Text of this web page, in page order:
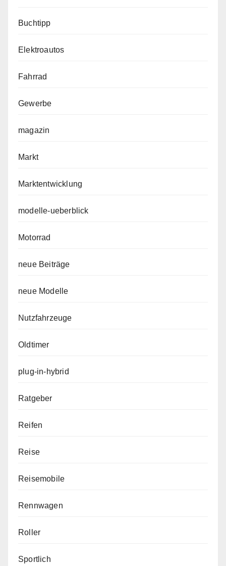
Buchtipp
Elektroautos
Fahrrad
Gewerbe
magazin
Markt
Marktentwicklung
modelle-ueberblick
Motorrad
neue Beiträge
neue Modelle
Nutzfahrzeuge
Oldtimer
plug-in-hybrid
Ratgeber
Reifen
Reise
Reisemobile
Rennwagen
Roller
Sportlich